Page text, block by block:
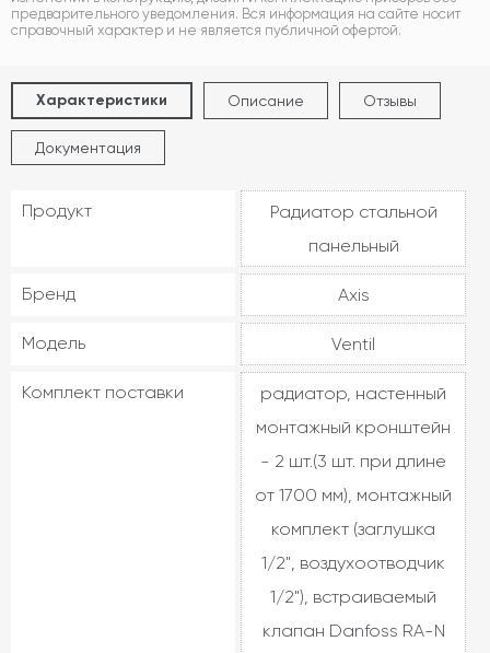
предварительного уведомления. Вся информация на сайте носит
справочный характер и не является публичной офертой.
Характеристики Описание Отзывы
Документация
Продукт
Радиатор стальной
панельный
Бренд Axis
Модель Ventil
Комплект поставки
радиатор, настенный
монтажный кронштейн
- 2 шт.(3 шт. при длине
от 1700 мм), монтажный
комплект (заглушка
1/2", воздухоотводчик
1/2"), встраиваемый
клапан Danfoss RA-N